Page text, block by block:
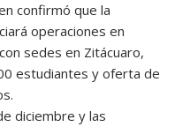
confirmó que la
operaciones en
sedes en Zitácuaro,
estudiantes y oferta de
diciembre y las